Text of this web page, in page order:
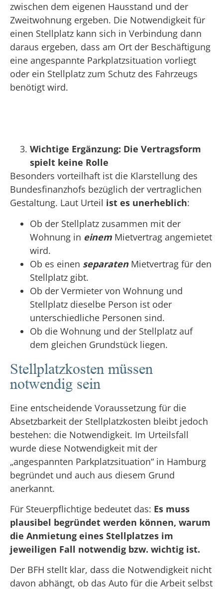
zwischen dem eigenen Hausstand und der
Zweitwohnung ergeben. Die Notwendigkeit für
einen Stellplatz kann sich in Verbindung dann
daraus ergeben, dass am Ort der Beschäftigung
eine angespannte Parkplatzsituation vorliegt
oder ein Stellplatz zum Schutz des Fahrzeugs
benötigt wird.
Wichtige Ergänzung: Die Vertragsform
spielt keine Rolle
Besonders vorteilhaft ist die Klarstellung des
Bundesfinanzhofs bezüglich der vertraglichen
Gestaltung. Laut Urteil ist es unerheblich:
Ob der Stellplatz zusammen mit der
Wohnung in einem Mietvertrag angemietet
wird.
Ob es einen separatenMietvertrag für den
Stellplatz gibt.
Ob der Vermieter von Wohnung und
Stellplatz dieselbe Person ist oder
unterschiedliche Personen sind.
Ob die Wohnung und der Stellplatz auf
dem gleichen Grundstück liegen.
Stellplatzkosten müssen
notwendig sein
Eine entscheidende Voraussetzung für die
Absetzbarkeit der Stellplatzkosten bleibt jedoch
bestehen: die Notwendigkeit. Im Urteilsfall
wurde diese Notwendigkeit mit der
„angespannten Parkplatzsituation“ in Hamburg
begründet und auch aus diesem Grund
anerkannt.
Für Steuerpflichtige bedeutet das: Es muss
plausibel begründet werden können, warum
die Anmietung eines Stellplatzes im
jeweiligen Fall notwendig bzw. wichtig ist.
Der BFH stellt klar, dass die Notwendigkeit nicht
davon abhängt, ob das Auto für die Arbeit selbst